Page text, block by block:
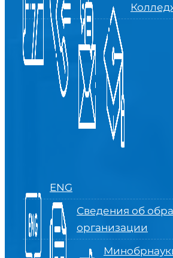
ENG
Сведения об
организации